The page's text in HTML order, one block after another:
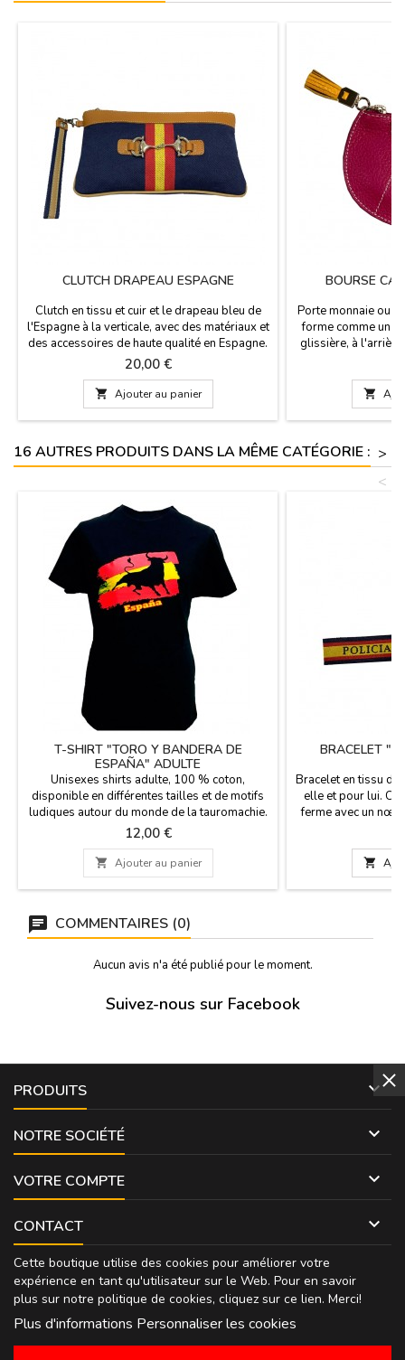
CLUTCH DRAPEAU ESPAGNE
Clutch en tissu et cuir et le drapeau bleu de
l'Espagne à la verticale, avec des matériaux et
des accessoires de haute qualité en Espagne.
Une conception pratique pour votre vie
quotidienne, où vous pouvez prendre vos
divers accessoires. Dimensions: 27 cm x 16
cm
Prix
20,00 €
 Ajouter au panier
BOURSE
Porte monnaie ou
forme comme un
glissière, à
main. Mesurant
hauteur.

16 AUTRES PRODUITS DANS LA MÊME CATÉGORIE : >
<
T-SHIRT "TORO Y BANDERA DE
ESPAÑA" ADULTE
Unisexes shirts adulte, 100 % coton,
disponible en différentes tailles et de motifs
ludiques autour du monde de la tauromachie.
Perfectionnez le souvenir comme un souvenir
de l'Espagne.
Prix
12,00 €
 Ajouter au panier
BRACELET
Bracelet en tissu
elle et pour lui.
ferme avec un
Dimensions : 30

COMMENTAIRES (0)
Aucun avis n'a été publié pour le moment.
Suivez-nous sur Facebook
PRODUITS 
NOTRE SOCIÉTÉ 
VOTRE COMPTE 
CONTACT 
Cette boutique utilise des cookies pour améliorer votre
expérience en tant qu'utilisateur sur le Web. Pour en savoir
plus sur notre politique de cookies, cliquez sur ce lien. Merci!
Plus d'informations Personnaliser les cookies